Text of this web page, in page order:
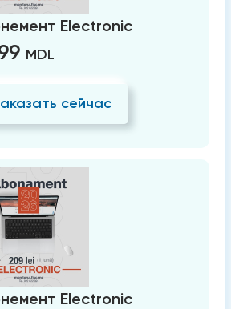
Electronic
MDL
сейчас
Electronic